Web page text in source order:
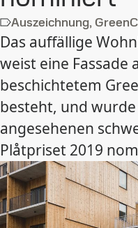
Auszeichnung,
Das auffällige
weist eine Fassade
beschichtetem
besteht, und
angesehenen
Plåtpriset 2019